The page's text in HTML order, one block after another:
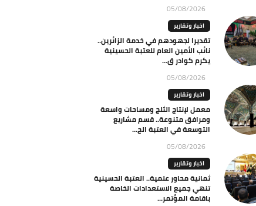
05/08/2026
اخبار وتقارير
تقديرا لجهودهم في خدمة الزائرين..
نائب الأمين العام للعتبة الحسينية
يكرم كوادر ق...
05/08/2026
اخبار وتقارير
معمل لإنتاج الثلج ومساحات واسعة
ومرافق متنوعة.. قسم مشاريع
التوسعة في العتبة الح...
05/08/2026
اخبار وتقارير
ثمانية محاور علمية.. العتبة الحسينية
تنهي جميع الاستعدادات الخاصة
باقامة المؤتمر...